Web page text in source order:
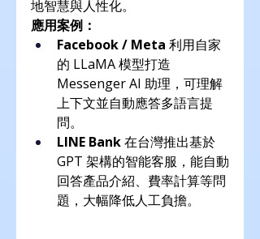
地智慧與人性化。
應用案例：
Facebook / Meta 利用自家
的 LLaMA 模型打造
Messenger AI 助理，可理解
上下文並自動應答多語言提
問。
LINE Bank 在台灣推出基於
GPT 架構的智能客服，能自動
回答產品介紹、費率計算等問
題，大幅降低人工負擔。